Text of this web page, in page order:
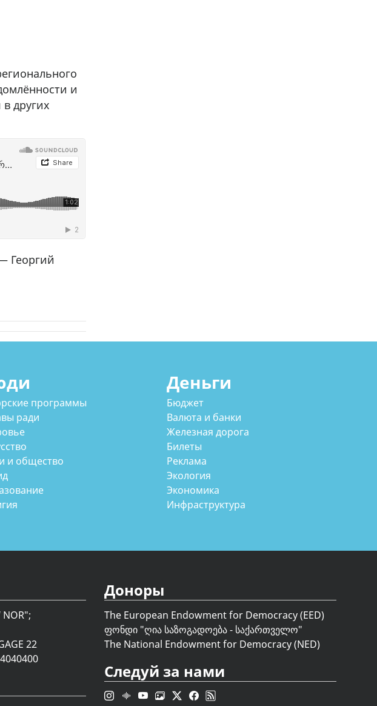
и
других
Георгий
программы
ради
и общество
Деньги
Бюджет
Валюта и банки
Железная дорога
Билеты
Реклама
Экология
Экономика
Инфраструктура
22
Доноры
The European Endowment for Democracy (EED)
ფონდი "ღია საზოგადოება - საქართველო"
The National Endowment for Democracy (NED)
Следуй за нами